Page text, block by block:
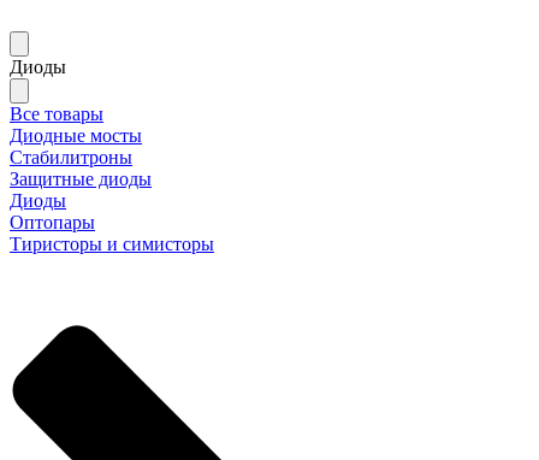
Диоды
Все товары
Диодные мосты
Стабилитроны
Защитные диоды
Диоды
Оптопары
Тиристоры и симисторы